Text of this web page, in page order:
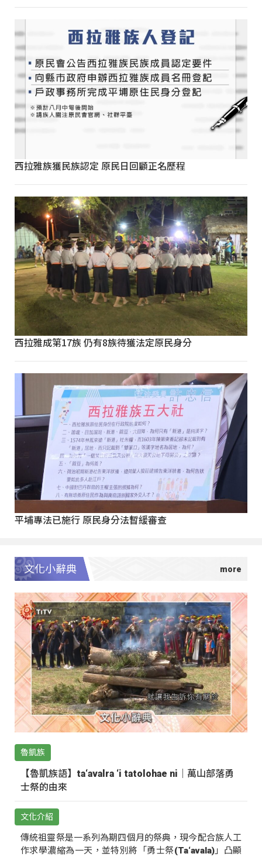
西拉雅族獲民族認定 原民日回顧正名歷程
西拉雅成第17族 仍有8族待獲法定原民身分
平埔專法已施行 原民身分法暫緩審查
文化小辭典
魯凱族
【魯凱族語】ta‘avalra ‘i tatolohae ni｜萬山部落勇
士祭的由來
文化介紹
傳統祖靈祭是一系列為期四個月的祭典，現今配合族人工
作求學濃縮為一天，並特別將「勇士祭(Ta‘avala)」凸顯